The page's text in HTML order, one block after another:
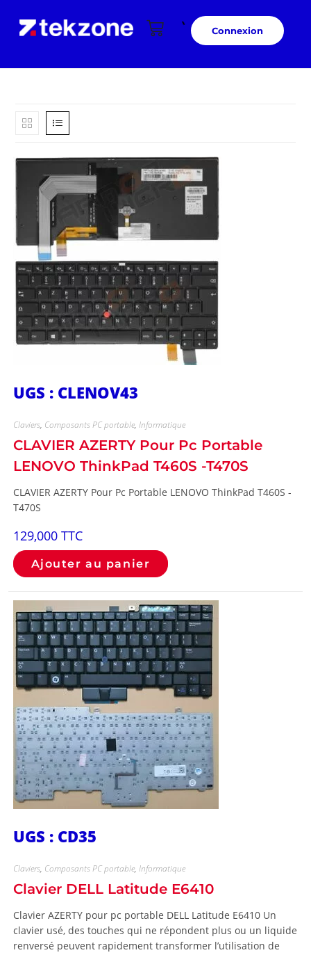
Connexion
UGS : CLENOV43
Claviers, Composants PC portable, Informatique
CLAVIER AZERTY Pour Pc Portable
LENOVO ThinkPad T460S -T470S
CLAVIER AZERTY Pour Pc Portable LENOVO ThinkPad T460S -
T470S
129,000 TTC
Ajouter au panier
UGS : CD35
Claviers, Composants PC portable, Informatique
Clavier DELL Latitude E6410
Clavier AZERTY pour pc portable DELL Latitude E6410 Un
clavier usé, des touches qui ne répondent plus ou un liquide
renversé peuvent rapidement transformer l’utilisation de